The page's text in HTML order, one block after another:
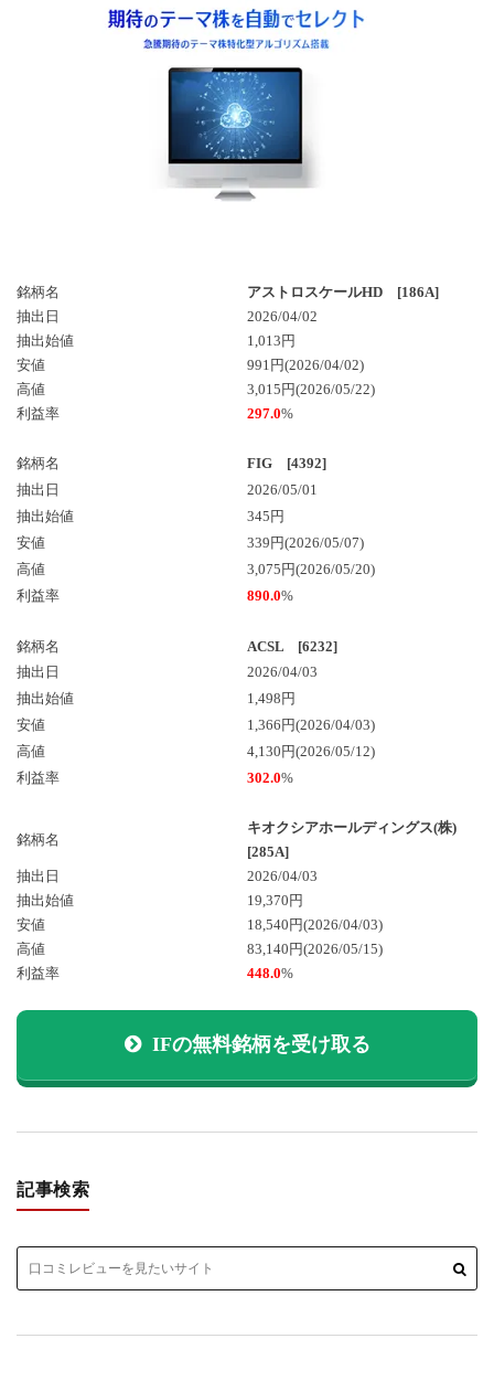
銘柄名
アストロスケールHD [186A]
抽出日
2026/04/02
抽出始値
1,013円
安値
991円(2026/04/02)
高値
3,015円(2026/05/22)
利益率
297.0%
銘柄名
FIG [4392]
抽出日
2026/05/01
抽出始値
345円
安値
339円(2026/05/07)
高値
3,075円(2026/05/20)
利益率
890.0%
銘柄名
ACSL [6232]
抽出日
2026/04/03
抽出始値
1,498円
安値
1,366円(2026/04/03)
高値
4,130円(2026/05/12)
利益率
302.0%
銘柄名
キオクシアホールディングス(株)
[285A]
抽出日
2026/04/03
抽出始値
19,370円
安値
18,540円(2026/04/03)
高値
83,140円(2026/05/15)
利益率
448.0%
IFの無料銘柄を受け取る
記事検索